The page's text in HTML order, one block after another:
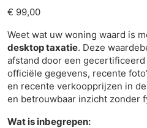
€ 99,00
Weet wat uw woning waard is
desktop taxatie. Deze
afstand door een gecertificeerd
officiële gegevens, recente
en recente verkoopprijzen in
en betrouwbaar inzicht zonder
Wat is inbegrepen: